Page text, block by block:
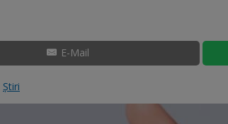
E-Mail
Știri